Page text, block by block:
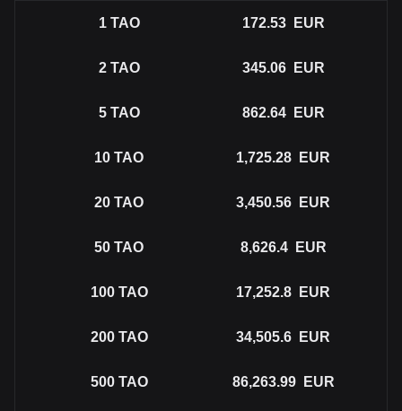
1 TAO 172.53 EUR
2 TAO 345.06 EUR
5 TAO 862.64 EUR
10 TAO 1,725.28 EUR
20 TAO 3,450.56 EUR
50 TAO 8,626.4 EUR
100 TAO 17,252.8 EUR
200 TAO 34,505.6 EUR
500 TAO 86,263.99 EUR